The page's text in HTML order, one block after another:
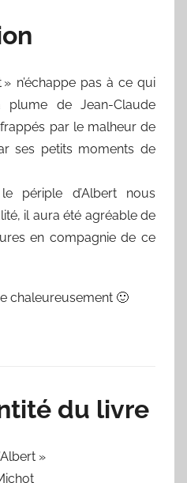
» n’échappe pas à ce qui
de Jean-Claude
par le malheur de
ses petits moments de
périple d’Albert nous
il aura été agréable de
en compagnie de ce
chaleureusement 🙂
du livre
»